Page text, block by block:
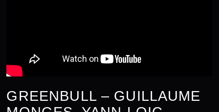
GREENBULL – GUILLAUME